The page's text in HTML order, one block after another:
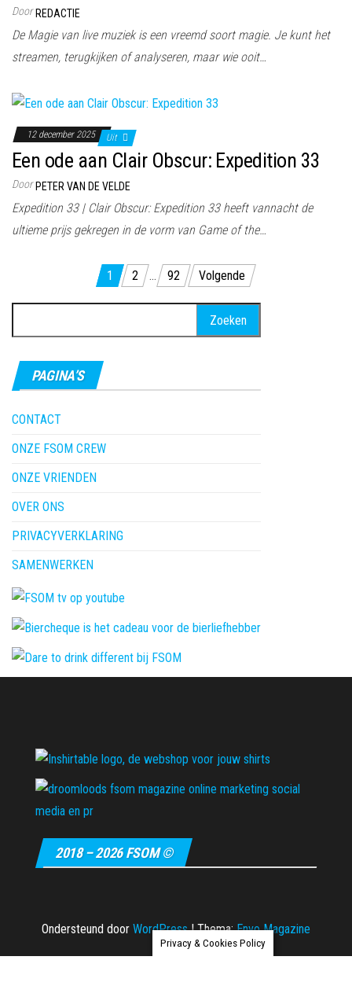
Door REDACTIE
De Magie van live muziek is een vreemd soort magie. Je kunt het
streamen, terugkijken of analyseren, maar wie ooit…
12 december 2025 Uit
Een ode aan Clair Obscur: Expedition 33
Door PETER VAN DE VELDE
Expedition 33 | Clair Obscur: Expedition 33 heeft vannacht de
ultieme prijs gekregen in de vorm van Game of the…
Berichten
paginering
1 2 … 92 Volgende
naar:
PAGINA’S
CONTACT
ONZE FSOM CREW
ONZE VRIENDEN
OVER ONS
PRIVACYVERKLARING
SAMENWERKEN
2018 – 2026 FSOM ©
Ondersteund door WordPress |Thema:Envo Magazine
Privacy & Cookies Policy